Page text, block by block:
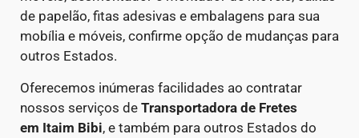
de papelão, fitas adesivas e embalagens para sua
mobília e móveis, confirme opção de mudanças para
outros Estados.
Oferecemos inúmeras facilidades ao contratar
nossos serviços de Transportadora de Fretes
em Itaim Bibi, e também para outros Estados do